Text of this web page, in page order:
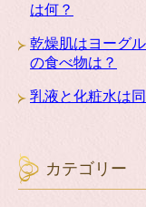
は何？
乾燥肌はヨーグ
の食べ物は？
乳液と化粧水は
カテゴリー